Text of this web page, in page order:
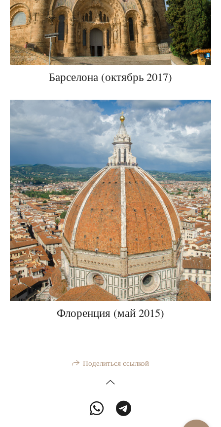
Барселона (октябрь 2017)
Флоренция (май 2015)
Поделиться ссылкой